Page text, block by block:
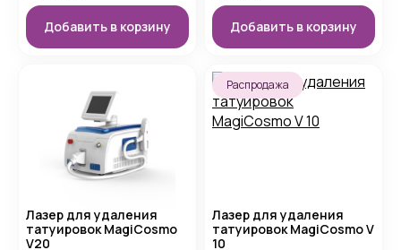
Добавить в корзину Добавить в корзину
Лазер для удаления
татуировок MagiCosmo
V20
Распродажа
Лазер для удаления
татуировок MagiCosmo V
10